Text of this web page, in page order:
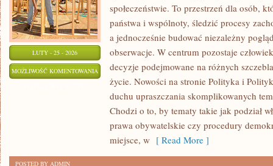
LUTY - 25 - 2026
MOŻLIWOŚĆ KOMENTOWANIA POLITYKA
MIĘDZYNARODOWA
społeczeństwie. To przestrzeń dla osób,
państwa i wspólnoty, śledzić procesy
a jednocześnie budować niezależny
obserwacje. W centrum pozostaje
decyzje podejmowane na różnych
życie. Nowości na stronie Polityka i
duchu upraszczania skomplikowanych
Chodzi o to, by tematy takie jak podział
prawa obywatelskie czy procedury
miejsce, w [ Read More ]
POSTED BY ADMIN